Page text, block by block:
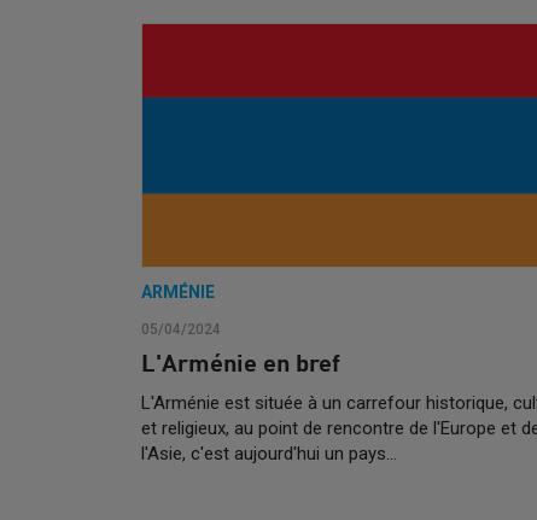
ARMÉNIE
05/04/2024
L'Arménie en bref
L'Arménie est située à un carrefour historique,
et religieux, au point de rencontre de l'Europe et
l'Asie, c'est aujourd'hui un pays…